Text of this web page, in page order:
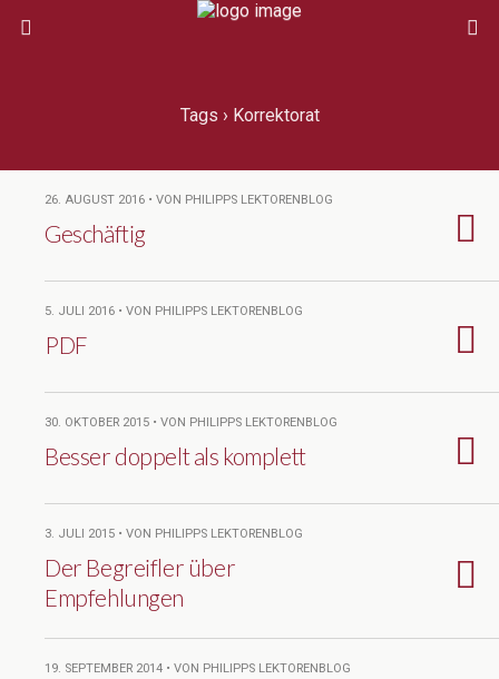
Tags › Korrektorat
26. AUGUST 2016 • VON PHILIPPS LEKTORENBLOG
Geschäftig
5. JULI 2016 • VON PHILIPPS LEKTORENBLOG
PDF
30. OKTOBER 2015 • VON PHILIPPS LEKTORENBLOG
Besser doppelt als komplett
3. JULI 2015 • VON PHILIPPS LEKTORENBLOG
Der Begreifler über
Empfehlungen
19. SEPTEMBER 2014 • VON PHILIPPS LEKTORENBLOG